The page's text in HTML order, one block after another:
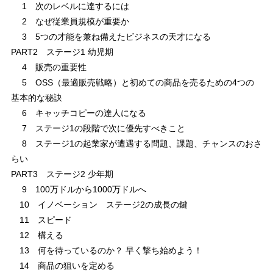
1 次のレベルに達するには
2 なぜ従業員規模が重要か
3 5つの才能を兼ね備えたビジネスの天才になる
PART2 ステージ1 幼児期
4 販売の重要性
5 OSS（最適販売戦略）と初めての商品を売るための4つの
基本的な秘訣
6 キャッチコピーの達人になる
7 ステージ1の段階で次に優先すべきこと
8 ステージ1の起業家が遭遇する問題、課題、チャンスのおさ
らい
PART3 ステージ2 少年期
9 100万ドルから1000万ドルへ
10 イノベーション ステージ2の成長の鍵
11 スピード
12 構える
13 何を待っているのか？ 早く撃ち始めよう！
14 商品の狙いを定める